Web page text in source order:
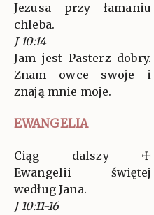
Jezusa przy łamaniu
chleba.
J 10:14
Jam jest Pasterz dobry.
Znam owce swoje i
znają mnie moje.
EWANGELIA
Ciąg dalszy ☩
Ewangelii świętej
według Jana.
J 10:11-16